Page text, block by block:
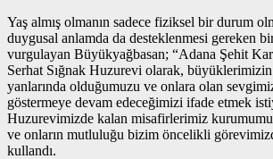
Yaş almış olmanın sadece fiziksel bir durum
duygusal anlamda da desteklenmesi gereken
vurgulayan Büyükyağbasan; “Adana Şehit
Serhat Sığnak Huzurevi olarak,
yanlarında olduğumuzu ve onlara olan
göstermeye devam edeceğimizi ifade etmek
Huzurevimizde kalan misafirlerimiz
ve onların mutluluğu bizim öncelikli
kullandı.